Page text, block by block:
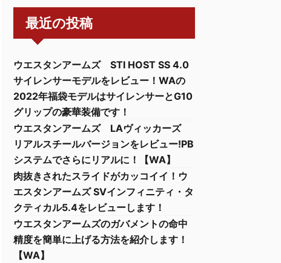
最近の投稿
ウエスタンアームズ STI HOST SS 4.0
サイレンサーモデルをレビュー！WAの
2022年福袋モデルはサイレンサーとG10
グリップの豪華装備です！
ウエスタンアームズ LAヴィッカーズ
リアルスチールバージョンをレビュー!PB
システムでさらにリアルに！【WA】
肉抜きされたスライドがカッコイイ！ウ
エスタンアームズ SVインフィニティ・タ
クティカル5.4をレビューします！
ウエスタンアームズのガバメントの命中
精度を簡単に上げる方法を紹介します！
【WA】